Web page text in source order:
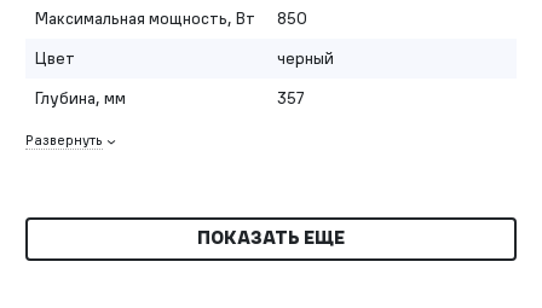
Максимальная мощность, Вт
850
Цвет
черный
Глубина, мм
357
Развернуть
ПОКАЗАТЬ ЕЩЕ